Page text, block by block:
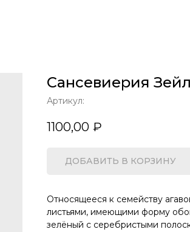
Сансевиерия
Артикул:
1100,00 ₽
ДОБАВИТЬ В КОРЗИНУ
Относящееся к семейству
листьями, имеющими форму
зелёный с серебристыми